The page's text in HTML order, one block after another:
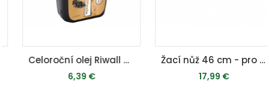
4,39 €
Celoroční olej Riwall pro 4-taktní motory (1 l, SAE10W-30)
6,39 €